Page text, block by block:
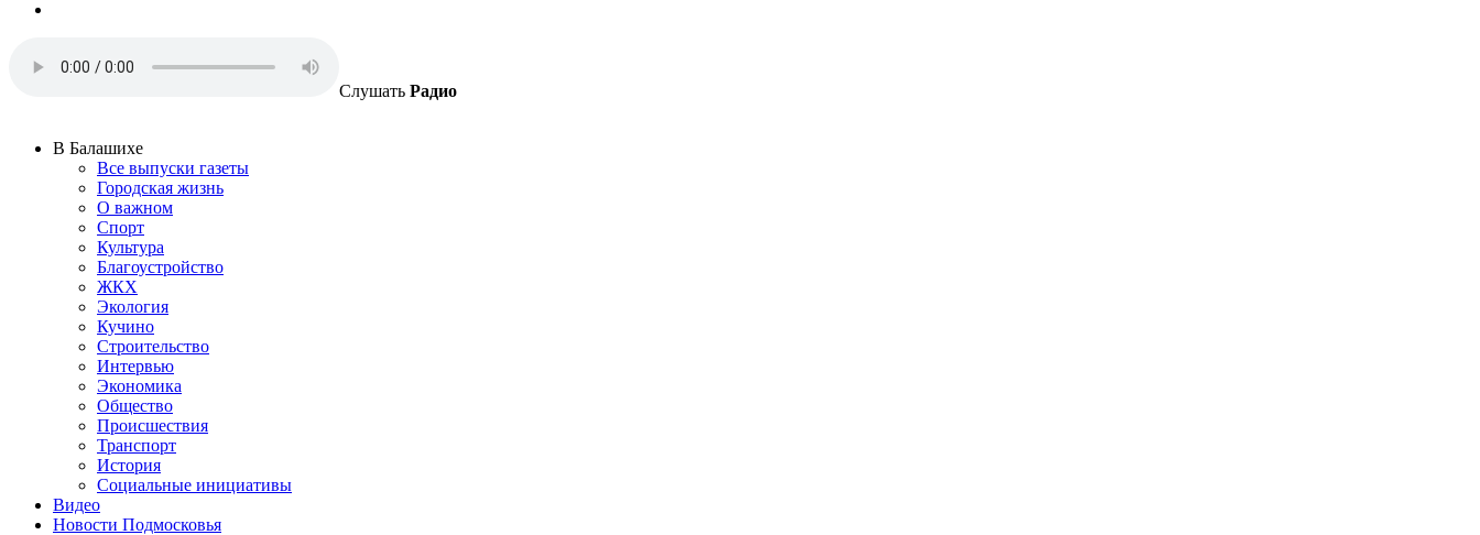
Слушать Радио
В Балашихе
Все выпуски газеты
Городская жизнь
О важном
Спорт
Культура
Благоустройство
ЖКХ
Экология
Кучино
Строительство
Интервью
Экономика
Общество
Происшествия
Транспорт
История
Социальные инициативы
Видео
Новости Подмосковья